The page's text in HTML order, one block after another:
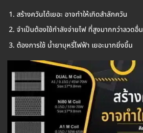
สร้างควันได้เยอะ อาจทำให้เกิดสำลักควัน
จำเป็นต้องใช้กำลังจ่ายไฟ ที่สูงมากกว่าลวดอื่น
ต้องการใช้ น้ำยาบุหรี่ไฟฟ้า เยอะมากยิ่งขึ้น